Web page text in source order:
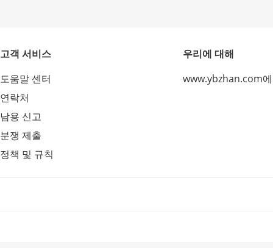
고객 서비스
도움말 센터
연락처
남용 신고
분쟁 제출
정책 및 규칙
우리에 대해
www.ybzhan.com